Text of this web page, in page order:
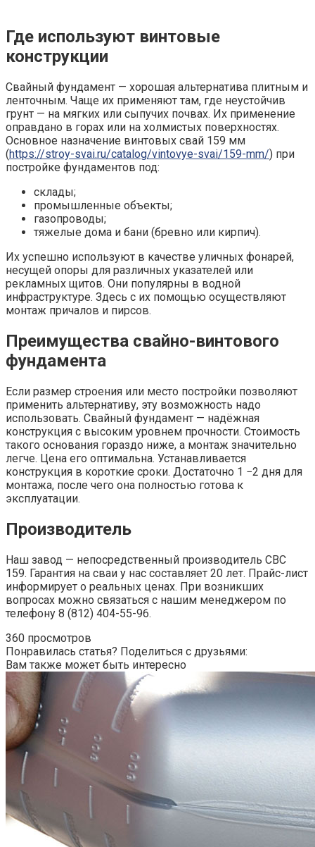
Где используют винтовые
конструкции
Свайный фундамент — хорошая альтернатива плитным и
ленточным. Чаще их применяют там, где неустойчив
грунт — на мягких или сыпучих почвах. Их применение
оправдано в горах или на холмистых поверхностях.
Основное назначение винтовых свай 159 мм
(https://stroy-svai.ru/catalog/vintovye-svai/159-mm/) при
постройке фундаментов под:
склады;
промышленные объекты;
газопроводы;
тяжелые дома и бани (бревно или кирпич).
Их успешно используют в качестве уличных фонарей,
несущей опоры для различных указателей или
рекламных щитов. Они популярны в водной
инфраструктуре. Здесь с их помощью осуществляют
монтаж причалов и пирсов.
Преимущества свайно-винтового
фундамента
Если размер строения или место постройки позволяют
применить альтернативу, эту возможность надо
использовать. Свайный фундамент — надёжная
конструкция с высоким уровнем прочности. Стоимость
такого основания гораздо ниже, а монтаж значительно
легче. Цена его оптимальна. Устанавливается
конструкция в короткие сроки. Достаточно 1 −2 дня для
монтажа, после чего она полностью готова к
эксплуатации.
Производитель
Наш завод — непосредственный производитель СВС
159. Гарантия на сваи у нас составляет 20 лет. Прайс-лист
информирует о реальных ценах. При возникших
вопросах можно связаться с нашим менеджером по
телефону 8 (812) 404-55-96.
360 просмотров
Понравилась статья? Поделиться с друзьями:
Вам также может быть интересно